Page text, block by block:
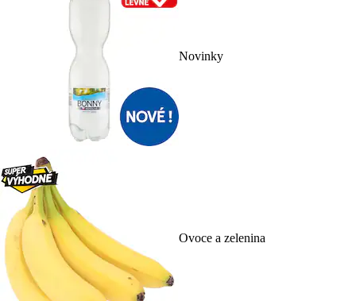
Novinky
Ovoce a zelenina